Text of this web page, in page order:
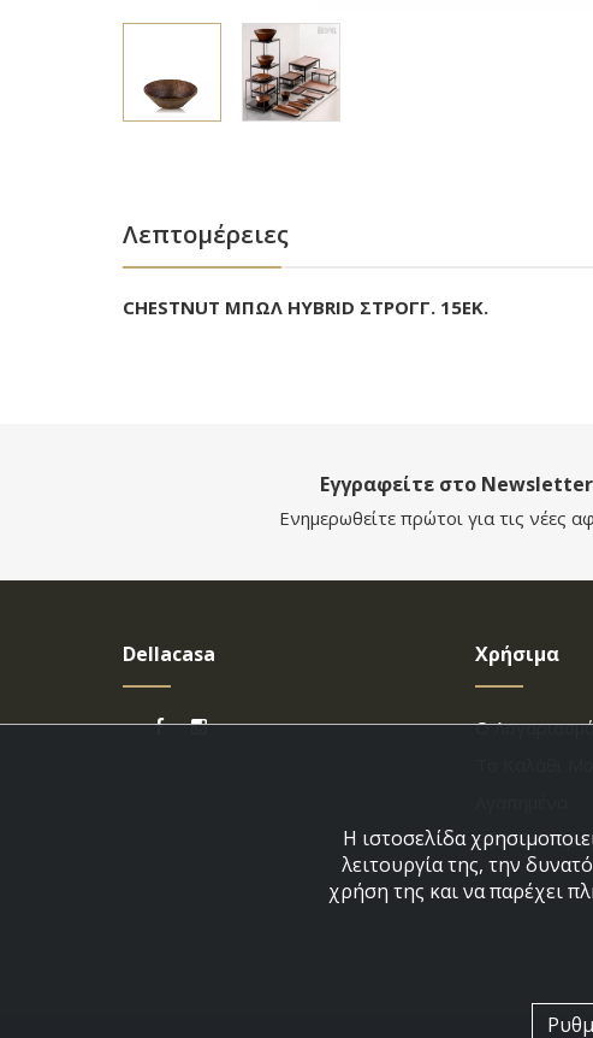
Λεπτομέρειες
CHESTNUT ΜΠΩΛ HYBRID ΣΤΡΟΓΓ. 15ΕΚ.
Εγγραφείτε στο Newsletter
Ενημερωθείτε πρώτοι για τις νέες
Dellacasa Χρήσιμα
Ο
Εξέλιξη
Η ιστοσελίδα
λειτουργία της, την
χρήση της και να παρέχει